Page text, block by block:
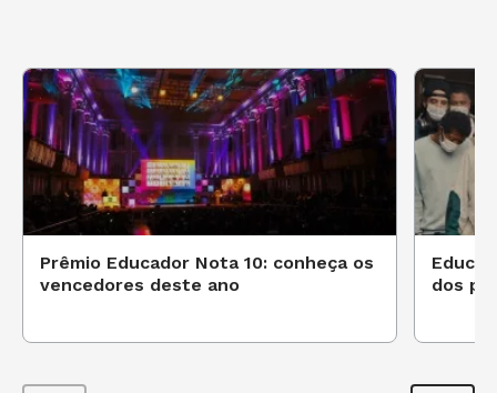
Prêmio Educador Nota 10: conheça os
vencedores deste ano
dos